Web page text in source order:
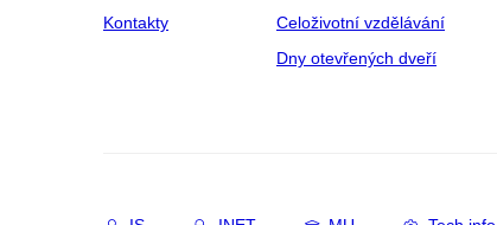
Kontakty
Celoživotní vzdělávání
Dny otevřených dveří